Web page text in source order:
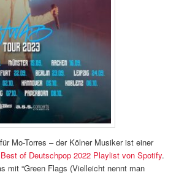
Mo-Torres – der Kölner Musiker ist einer
Best of Deutschpop 2022 Playlist von Spotify.
mit “Green Flags (Vielleicht nennt man